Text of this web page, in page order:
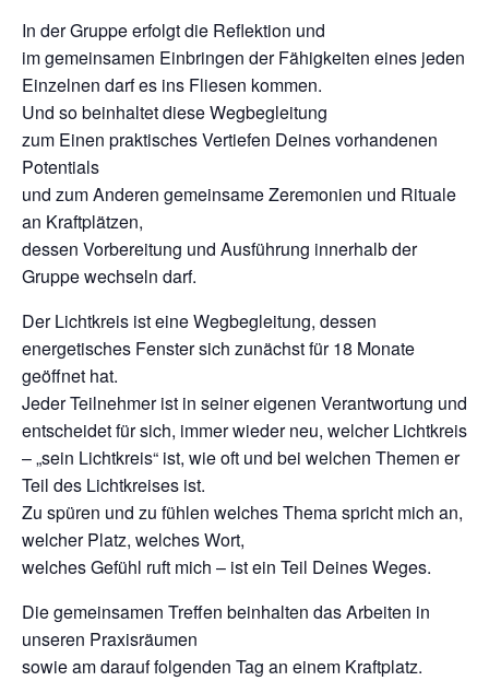
In der Gruppe erfolgt die Reflektion und
im gemeinsamen Einbringen der Fähigkeiten eines jeden
Einzelnen darf es ins Fliesen kommen.
Und so beinhaltet diese Wegbegleitung
zum Einen praktisches Vertiefen Deines vorhandenen
Potentials
und zum Anderen gemeinsame Zeremonien und Rituale
an Kraftplätzen,
dessen Vorbereitung und Ausführung innerhalb der
Gruppe wechseln darf.
Der Lichtkreis ist eine Wegbegleitung, dessen
energetisches Fenster sich zunächst für 18 Monate
geöffnet hat.
Jeder Teilnehmer ist in seiner eigenen Verantwortung und
entscheidet für sich, immer wieder neu, welcher Lichtkreis
– „sein Lichtkreis“ ist, wie oft und bei welchen Themen er
Teil des Lichtkreises ist.
Zu spüren und zu fühlen welches Thema spricht mich an,
welcher Platz, welches Wort,
welches Gefühl ruft mich – ist ein Teil Deines Weges.
Die gemeinsamen Treffen beinhalten das Arbeiten in
unseren Praxisräumen
sowie am darauf folgenden Tag an einem Kraftplatz.